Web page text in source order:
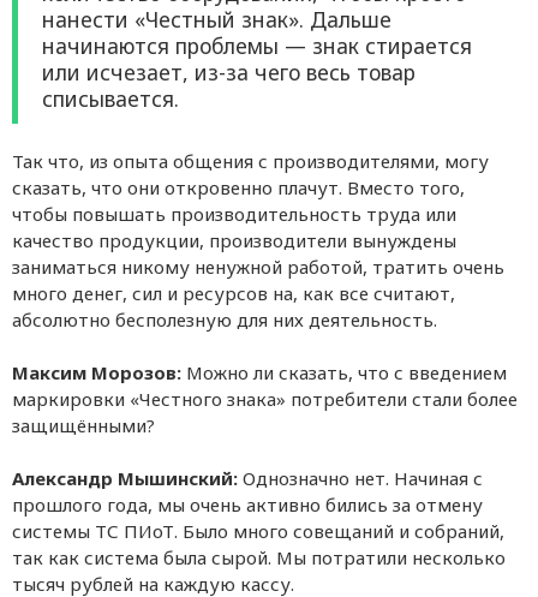
нанести «Честный знак». Дальше
начинаются проблемы — знак стирается
или исчезает, из-за чего весь товар
списывается.
Так что, из опыта общения с производителями, могу
сказать, что они откровенно плачут. Вместо того,
чтобы повышать производительность труда или
качество продукции, производители вынуждены
заниматься никому ненужной работой, тратить очень
много денег, сил и ресурсов на, как все считают,
абсолютно бесполезную для них деятельность.
Максим Морозов: Можно ли сказать, что с введением
маркировки «Честного знака» потребители стали более
защищёнными?
Александр Мышинский: Однозначно нет. Начиная с
прошлого года, мы очень активно бились за отмену
системы ТС ПИоТ. Было много совещаний и собраний,
так как система была сырой. Мы потратили несколько
тысяч рублей на каждую кассу.